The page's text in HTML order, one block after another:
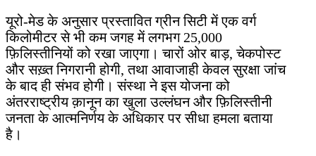
यूरो-मेड के अनुसार प्रस्तावित ग्रीन सिटी में एक वर्ग
किलोमीटर से भी कम जगह में लगभग 25,000
फ़िलिस्तीनियों को रखा जाएगा। चारों ओर बाड़, चेकपोस्ट
और सख़्त निगरानी होगी, तथा आवाजाही केवल सुरक्षा जांच
के बाद ही संभव होगी। संस्था ने इस योजना को
अंतरराष्ट्रीय क़ानून का खुला उल्लंघन और फ़िलिस्तीनी
जनता के आत्मनिर्णय के अधिकार पर सीधा हमला बताया
है।